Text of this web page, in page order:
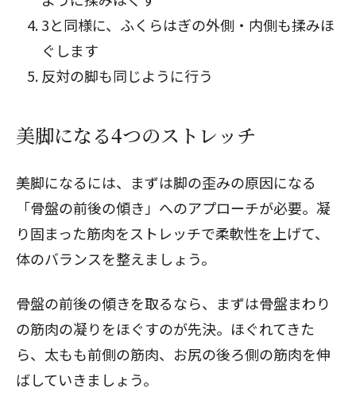
3と同様に、ふくらはぎの外側・内側も揉みほ
ぐします
反対の脚も同じように行う
美脚になる4つのストレッチ
美脚になるには、まずは脚の歪みの原因になる
「骨盤の前後の傾き」へのアプローチが必要。凝
り固まった筋肉をストレッチで柔軟性を上げて、
体のバランスを整えましょう。
骨盤の前後の傾きを取るなら、まずは骨盤まわり
の筋肉の凝りをほぐすのが先決。ほぐれてきた
ら、太もも前側の筋肉、お尻の後ろ側の筋肉を伸
ばしていきましょう。